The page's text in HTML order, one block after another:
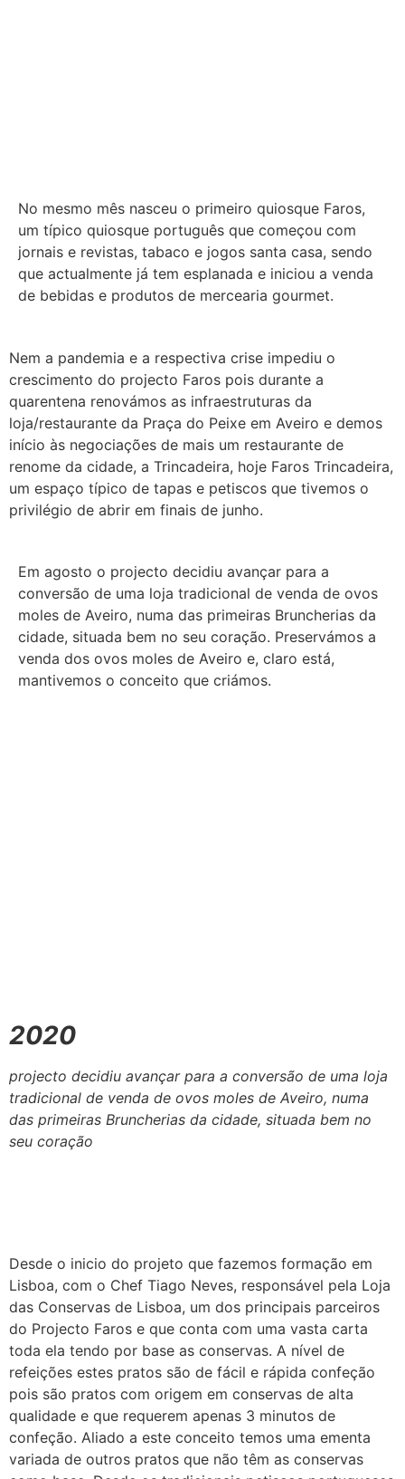
No mesmo mês nasceu o primeiro quiosque Faros,
um típico quiosque português que começou com
jornais e revistas, tabaco e jogos santa casa, sendo
que actualmente já tem esplanada e iniciou a venda
de bebidas e produtos de mercearia gourmet.
Nem a pandemia e a respectiva crise impediu o
crescimento do projecto Faros pois durante a
quarentena renovámos as infraestruturas da
loja/restaurante da Praça do Peixe em Aveiro e demos
início às negociações de mais um restaurante de
renome da cidade, a Trincadeira, hoje Faros Trincadeira,
um espaço típico de tapas e petiscos que tivemos o
privilégio de abrir em finais de junho.
Em agosto o projecto decidiu avançar para a
conversão de uma loja tradicional de venda de ovos
moles de Aveiro, numa das primeiras Bruncherias da
cidade, situada bem no seu coração. Preservámos a
venda dos ovos moles de Aveiro e, claro está,
mantivemos o conceito que criámos.
2020
projecto decidiu avançar para a conversão de uma loja
tradicional de venda de ovos moles de Aveiro, numa
das primeiras Bruncherias da cidade, situada bem no
seu coração
Desde o inicio do projeto que fazemos formação em
Lisboa, com o Chef Tiago Neves, responsável pela Loja
das Conservas de Lisboa, um dos principais parceiros
do Projecto Faros e que conta com uma vasta carta
toda ela tendo por base as conservas. A nível de
refeições estes pratos são de fácil e rápida confeção
pois são pratos com origem em conservas de alta
qualidade e que requerem apenas 3 minutos de
confeção. Aliado a este conceito temos uma ementa
variada de outros pratos que não têm as conservas